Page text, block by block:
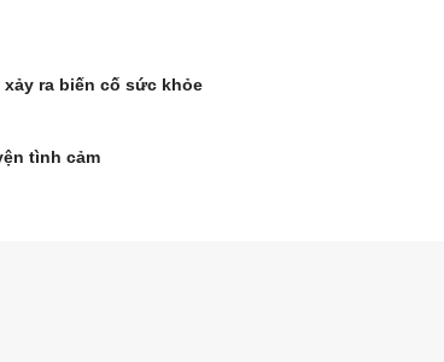
ra biến cố sức khỏe
tình cảm